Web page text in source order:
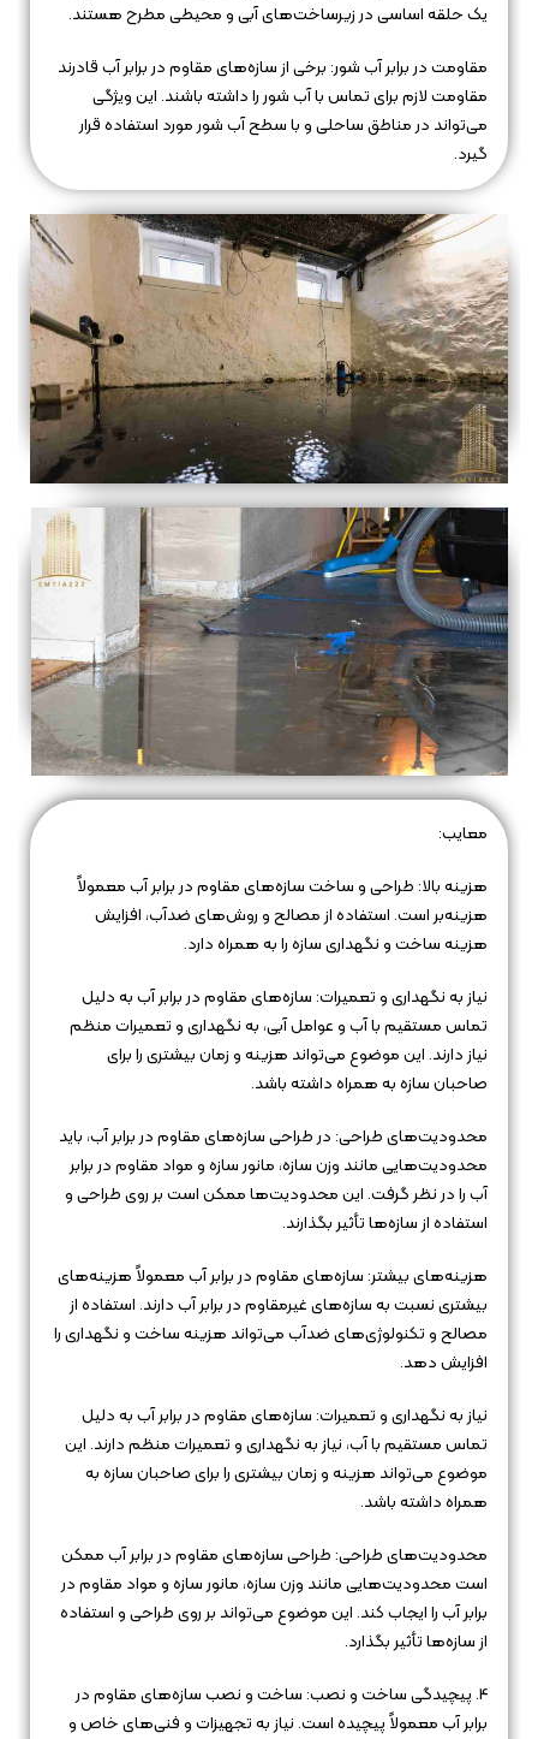
یک حلقه اساسی در زیرساخت‌های آبی و محیطی مطرح هستند.
مقاومت در برابر آب شور: برخی از سازه‌های مقاوم در برابر آب قادرند
مقاومت لازم برای تماس با آب شور را داشته باشند. این ویژگی
می‌تواند در مناطق ساحلی و با سطح آب شور مورد استفاده قرار
گیرد.
معایب:
هزینه بالا: طراحی و ساخت سازه‌های مقاوم در برابر آب معمولاً
هزینه‌بر است. استفاده از مصالح و روش‌های ضدآب، افزایش
هزینه ساخت و نگهداری سازه را به همراه دارد.
نیاز به نگهداری و تعمیرات: سازه‌های مقاوم در برابر آب به دلیل
تماس مستقیم با آب و عوامل آبی، به نگهداری و تعمیرات منظم
نیاز دارند. این موضوع می‌تواند هزینه و زمان بیشتری را برای
صاحبان سازه به همراه داشته باشد.
محدودیت‌های طراحی: در طراحی سازه‌های مقاوم در برابر آب، باید
محدودیت‌هایی مانند وزن سازه، مانور سازه و مواد مقاوم در برابر
آب را در نظر گرفت. این محدودیت‌ها ممکن است بر روی طراحی و
استفاده از سازه‌ها تأثیر بگذارند.
هزینه‌های بیشتر: سازه‌های مقاوم در برابر آب معمولاً هزینه‌های
بیشتری نسبت به سازه‌های غیرمقاوم در برابر آب دارند. استفاده از
مصالح و تکنولوژی‌های ضدآب می‌تواند هزینه ساخت و نگهداری را
افزایش دهد.
نیاز به نگهداری و تعمیرات: سازه‌های مقاوم در برابر آب به دلیل
تماس مستقیم با آب، نیاز به نگهداری و تعمیرات منظم دارند. این
موضوع می‌تواند هزینه و زمان بیشتری را برای صاحبان سازه به
همراه داشته باشد.
محدودیت‌های طراحی: طراحی سازه‌های مقاوم در برابر آب ممکن
است محدودیت‌هایی مانند وزن سازه، مانور سازه و مواد مقاوم در
برابر آب را ایجاب کند. این موضوع می‌تواند بر روی طراحی و استفاده
از سازه‌ها تأثیر بگذارد.
4. پیچیدگی ساخت و نصب: ساخت و نصب سازه‌های مقاوم در
برابر آب معمولاً پیچیده است. نیاز به تجهیزات و فنی‌های خاص و